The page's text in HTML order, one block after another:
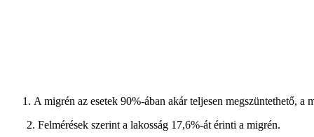
A migrén az esetek 90%-ában akár teljesen megszüntethető, a
2. Felmérések szerint a lakosság 17,6%-át érinti a migrén.